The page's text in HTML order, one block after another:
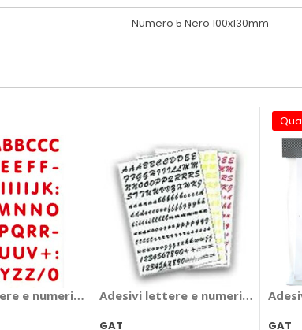
Numero 5 Nero 100x130mm
- LAMPA
e numeri Letter kit - GATAdesivi lettere e numeri Letter
GAT GAT